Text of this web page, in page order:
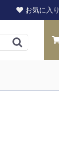
お気に入り